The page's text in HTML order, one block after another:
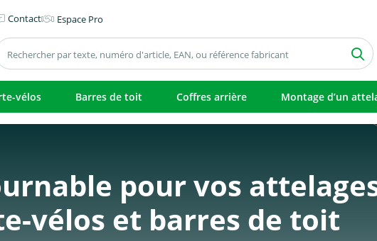
Contact Espace Pro
vélos Barres de toit Coffres arrière Montage d’un
pour vos
vélos et barres de toit